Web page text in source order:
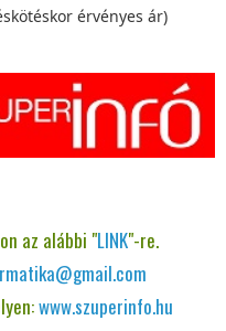
érvényes ár)
az alábbi "LINK"-re.
www.szuperinfo.hu